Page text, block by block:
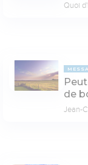
Quoi
de
Jean-